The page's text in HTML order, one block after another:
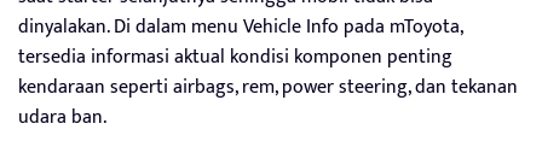
dinyalakan. Di dalam menu Vehicle Info pada mToyota,
tersedia informasi aktual kondisi komponen penting
kendaraan seperti airbags, rem, power steering, dan tekanan
udara ban.